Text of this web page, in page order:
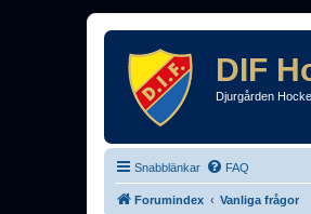
DIF
Djurgården
Snabblänkar FAQ
Forumindex Vanliga frågor